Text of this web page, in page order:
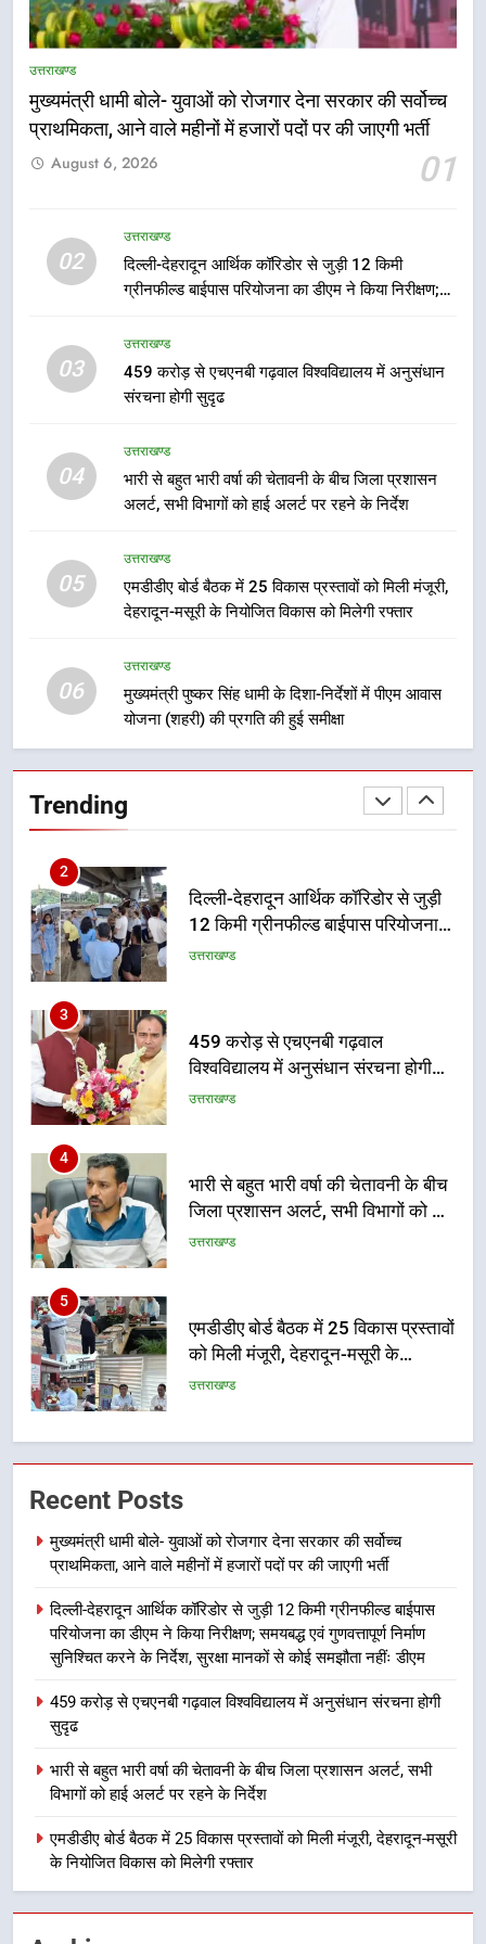
उत्तराखण्ड
मुख्यमंत्री धामी बोले- युवाओं को रोजगार देना सरकार की सर्वोच्च
प्राथमिकता, आने वाले महीनों में हजारों पदों पर की जाएगी भर्ती
01
August 6, 2026
02
उत्तराखण्ड
दिल्ली-देहरादून आर्थिक कॉरिडोर से जुड़ी 12 किमी
ग्रीनफील्ड बाईपास परियोजना का डीएम ने किया निरीक्षण;
सुरक्षा मानकों से कोई समझौता नहींः डीएम
03
उत्तराखण्ड
459 करोड़ से एचएनबी गढ़वाल विश्वविद्यालय में अनुसंधान
संरचना होगी सुदृढ
04
उत्तराखण्ड
भारी से बहुत भारी वर्षा की चेतावनी के बीच जिला प्रशासन
अलर्ट, सभी विभागों को हाई अलर्ट पर रहने के निर्देश
05
उत्तराखण्ड
एमडीडीए बोर्ड बैठक में 25 विकास प्रस्तावों को मिली मंजूरी,
देहरादून-मसूरी के नियोजित विकास को मिलेगी रफ्तार
06
उत्तराखण्ड
मुख्यमंत्री पुष्कर सिंह धामी के दिशा-निर्देशों में पीएम आवास
योजना (शहरी) की प्रगति की हुई समीक्षा
Trending
5
एमडीडीए बोर्ड बैठक में 25 विकास प्रस्तावों
नियोजित विकास को मिलेगी रफ्तार
उत्तराखण्ड
6
उत्तराखण्ड
अभियुक्त को दून पुलिस ने हरिद्वार से किया
गिरफ्तार
उत्तराखण्ड
8
भारी बारिश का अलर्ट! 6 अगस्त को
देहरादून में स्कूल बंद
मुख्यमंत्री धामी बोले- युवाओं को रोजगार
भर्ती
उत्तराखण्ड
दिल्ली-देहरादून आर्थिक कॉरिडोर से जुड़ी
12 किमी ग्रीनफील्ड बाईपास परियोजना
का डीएम ने किया निरीक्षण; समयबद्ध एवं
नहींः डीएम
3
459 करोड़ से एचएनबी गढ़वाल
विश्वविद्यालय में अनुसंधान संरचना होगी
सुदृढ
4
भारी से बहुत भारी वर्षा की चेतावनी के बीच
जिला प्रशासन अलर्ट, सभी विभागों को हाई
अलर्ट पर रहने के निर्देश
5
एमडीडीए बोर्ड बैठक में 25 विकास प्रस्तावों
को मिली मंजूरी, देहरादून-मसूरी के
नियोजित विकास को मिलेगी रफ्तार
6
मुख्यमंत्री पुष्कर सिंह धामी के दिशा-निर्देशों
में पीएम आवास योजना (शहरी) की प्रगति
की हुई समीक्षा
गिरफ्तार
उत्तराखण्ड
8
भारी बारिश का अलर्ट! 6 अगस्त को
देहरादून में स्कूल बंद
मुख्यमंत्री धामी बोले- युवाओं को रोजगार
देना सरकार की सर्वोच्च प्राथमिकता, आने
भर्ती
उत्तराखण्ड
2
दिल्ली-देहरादून आर्थिक कॉरिडोर से जुड़ी
Recent Posts
मुख्यमंत्री धामी बोले- युवाओं को रोजगार देना सरकार की सर्वोच्च
प्राथमिकता, आने वाले महीनों में हजारों पदों पर की जाएगी भर्ती
दिल्ली-देहरादून आर्थिक कॉरिडोर से जुड़ी 12 किमी ग्रीनफील्ड बाईपास
परियोजना का डीएम ने किया निरीक्षण; समयबद्ध एवं गुणवत्तापूर्ण निर्माण
सुनिश्चित करने के निर्देश, सुरक्षा मानकों से कोई समझौता नहींः डीएम
459 करोड़ से एचएनबी गढ़वाल विश्वविद्यालय में अनुसंधान संरचना होगी
सुदृढ
भारी से बहुत भारी वर्षा की चेतावनी के बीच जिला प्रशासन अलर्ट, सभी
विभागों को हाई अलर्ट पर रहने के निर्देश
एमडीडीए बोर्ड बैठक में 25 विकास प्रस्तावों को मिली मंजूरी, देहरादून-मसूरी
के नियोजित विकास को मिलेगी रफ्तार